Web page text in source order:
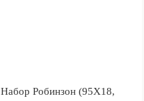
Набор Робинзон (95Х18,